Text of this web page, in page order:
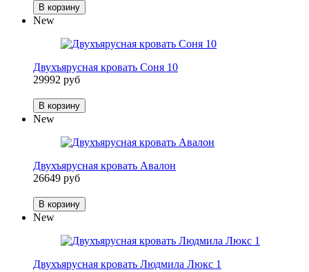
В корзину
New
Двухъярусная кровать Соня 10
29992 руб
В корзину
New
Двухъярусная кровать Авалон
26649 руб
В корзину
New
Двухъярусная кровать Людмила Люкс 1